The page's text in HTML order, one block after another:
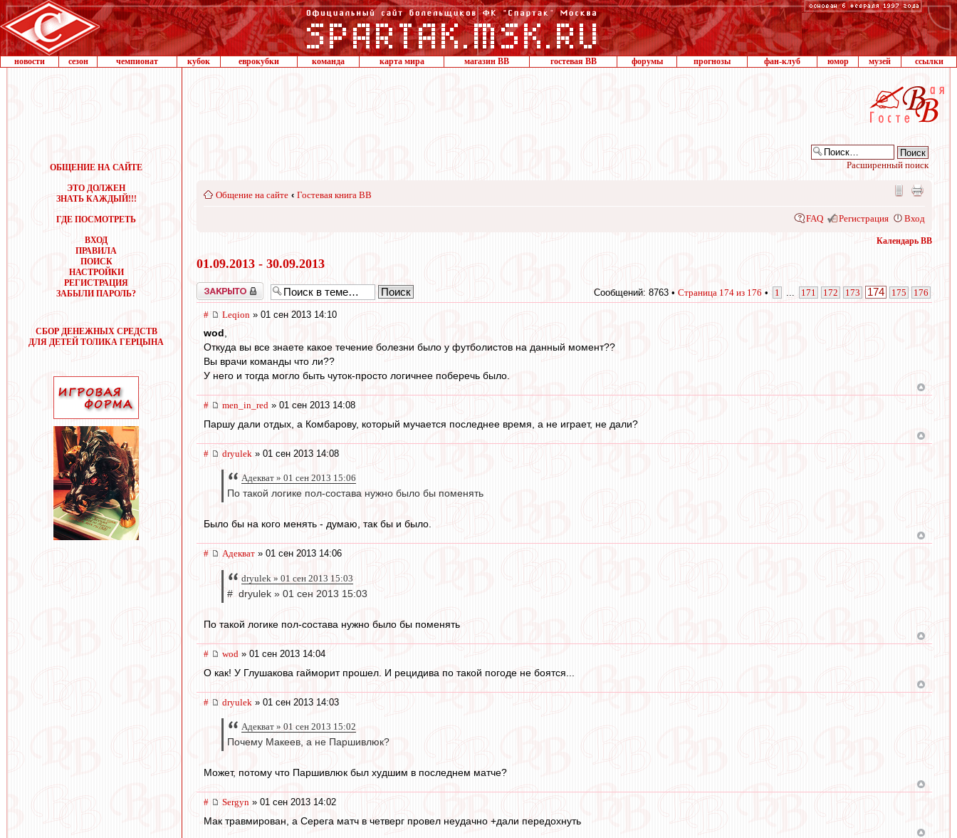
новости сезон чемпионат кубок еврокубки команда карта мира магазин ВВ гостевая ВВ форумы прогнозы фан-клуб юмор музей ссылки
ОБЩЕНИЕ НА САЙТЕ
ЭТО ДОЛЖЕН
ЗНАТЬ КАЖДЫЙ!!!
ГДЕ ПОСМОТРЕТЬ
ВХОД
ПРАВИЛА
ПОИСК
НАСТРОЙКИ
РЕГИСТРАЦИЯ
ЗАБЫЛИ ПАРОЛЬ?
СБОР ДЕНЕЖНЫХ СРЕДСТВ
ДЛЯ ДЕТЕЙ ТОЛИКА ГЕРЦЫНА
Расширенный поиск
Общение на сайте ‹ Гостевая книга ВВ
FAQ Регистрация Вход
Календарь ВВ
01.09.2013 - 30.09.2013
Закрыто Сообщений: 8763 • Страница 174 из 176 • 1 171 172 173 174 175 176
# Leqion » 01 сен 2013 14:10
wod,
Откуда вы все знаете какое течение болезни было у футболистов на данный момент??
Вы врачи команды что ли??
У него и тогда могло быть чуток-просто логичнее поберечь было.
# men_in_red » 01 сен 2013 14:08
Паршу дали отдых, а Комбарову, который мучается последнее время, а не играет, не дали?
# dryulek » 01 сен 2013 14:08
Адекват » 01 сен 2013 15:06
По такой логике пол-состава нужно было бы поменять
Было бы на кого менять - думаю, так бы и было.
# Адекват » 01 сен 2013 14:06
dryulek » 01 сен 2013 15:03
# dryulek » 01 сен 2013 15:03
По такой логике пол-состава нужно было бы поменять
# wod » 01 сен 2013 14:04
О как! У Глушакова гайморит прошел. И рецидива по такой погоде не боятся...
# dryulek » 01 сен 2013 14:03
Адекват » 01 сен 2013 15:02
Почему Макеев, а не Паршивлюк?
Может, потому что Паршивлюк был худшим в последнем матче?
# Sergyn » 01 сен 2013 14:02
Мак травмирован, а Серега матч в четверг провел неудачно +дали передохнуть